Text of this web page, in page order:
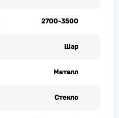
2700-3500
Шар
Металл
Стекло